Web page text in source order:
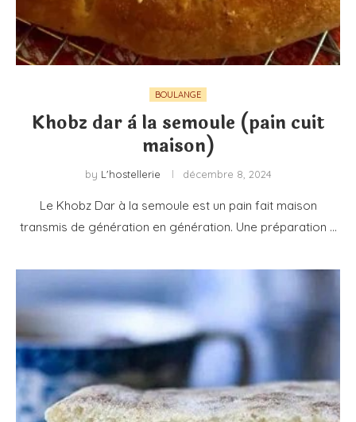
BOULANGE
Khobz dar à la semoule (pain cuit
maison)
by L'hostellerie décembre 8, 2024
Le Khobz Dar à la semoule est un pain fait maison
transmis de génération en génération. Une préparation …